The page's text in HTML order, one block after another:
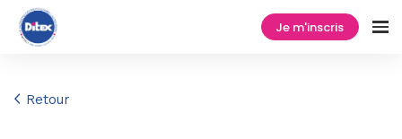
Je m'inscris
Retour